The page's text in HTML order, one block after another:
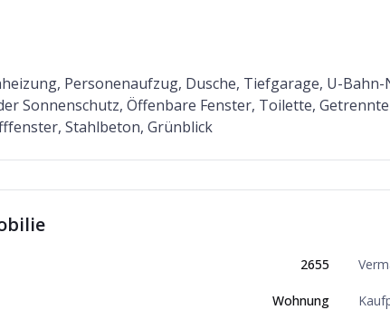
Personenaufzug, Dusche, Tiefgarage, U-
Sonnenschutz, Öffenbare Fenster, Toilette,
Stahlbeton, Grünblick
2655
Wohnung